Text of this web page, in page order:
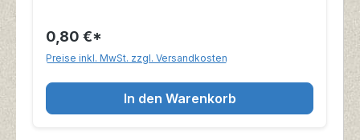
0,80 €*
Preise inkl. MwSt. zzgl. Versandkosten
In den Warenkorb